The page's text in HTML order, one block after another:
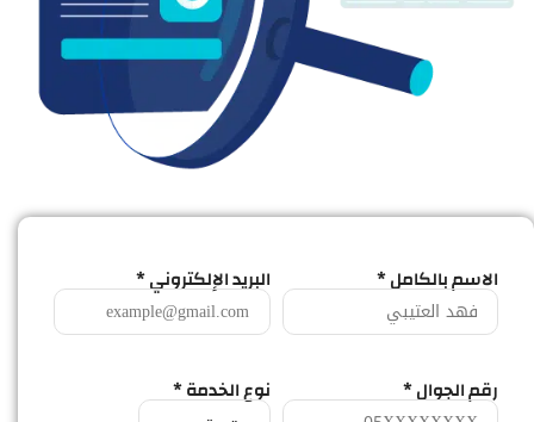
الاسم بالكامل * البريد الإلكتروني *
رقم الجوال * نوع الخدمة *